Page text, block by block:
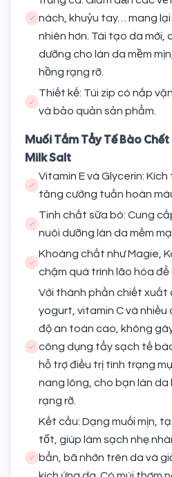
nách, khuỷu tay… mang
nhiên hơn. Tái tạo da mới,
dưỡng cho làn da mềm
hồng rạng rỡ.
Thiết kế: Túi zip có nắp
và bảo quản sản phẩm.
Muối Tắm Tẩy Tế Bào
Milk Salt
Vitamin E và Glycerin:
tăng cường tuần hoàn
Tinh chất sữa bò: Cung
nuôi dưỡng làn da mềm
Khoáng chất như Magie,
chậm quá trình lão hóa để
Với thành phần chiết
yogurt, vitamin C và nhiều
độ an toàn cao, không
công dụng tẩy sạch tế
hỗ trợ điều trị tình trạng
nang lông, cho bạn làn da
rạng rỡ.
Kết cấu: Dạng muối mịn,
tốt, giúp làm sạch nhẹ
bẩn, bã nhờn trên da và